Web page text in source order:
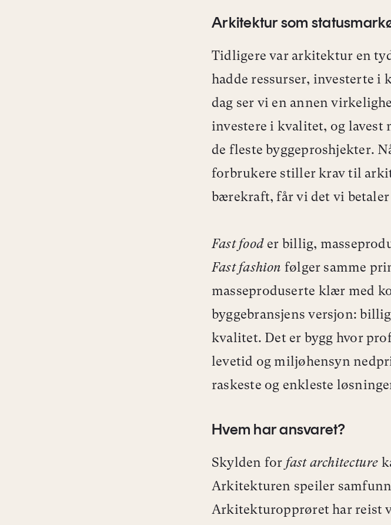
Arkitektur som
Tidligere var arkitektur en
hadde ressurser, investerte i
dag ser vi en annen
investere i kvalitet, og lavest
de fleste byggeproshjekter.
forbrukere stiller krav til
bærekraft, får vi det vi
Fast fooder billig,
Fast fashion følger samme
masseproduserte klær med
byggebransjens versjon:
kvalitet. Det er bygg hvor
levetid og miljøhensyn
raskeste og enkleste
Hvem har ansvaret?
Skylden for fast architecture
Arkitekturen speiler
Arkitekturopprøret har reist